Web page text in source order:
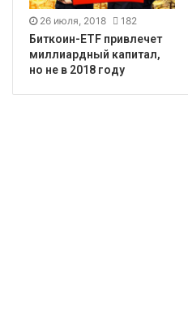
26 июля, 2018 182
Биткоин-ETF привлечет
миллиардный капитал,
но не в 2018 году